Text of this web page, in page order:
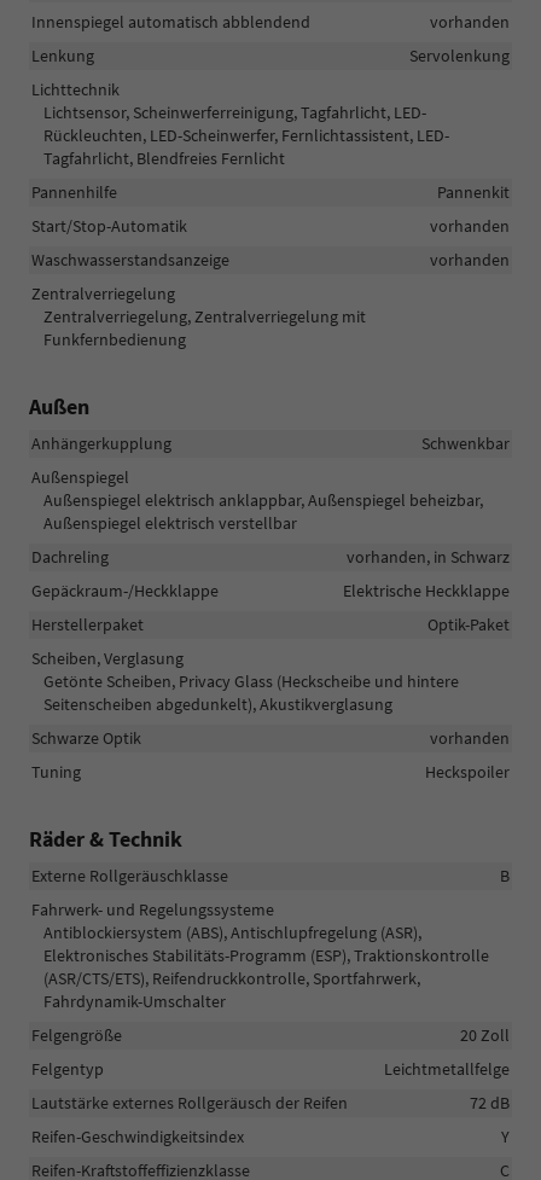
Innenspiegel automatisch abblendend
vorhanden
Lenkung
Servolenkung
Lichttechnik
Lichtsensor, Scheinwerferreinigung, Tagfahrlicht, LED-
Rückleuchten, LED-Scheinwerfer, Fernlichtassistent, LED-
Tagfahrlicht, Blendfreies Fernlicht
Pannenhilfe
Pannenkit
Start/Stop-Automatik
vorhanden
Waschwasserstandsanzeige
vorhanden
Zentralverriegelung
Zentralverriegelung, Zentralverriegelung mit
Funkfernbedienung
Außen
Anhängerkupplung
Schwenkbar
Außenspiegel
Außenspiegel elektrisch anklappbar, Außenspiegel beheizbar,
Außenspiegel elektrisch verstellbar
Dachreling
vorhanden, in Schwarz
Gepäckraum-/Heckklappe
Elektrische Heckklappe
Herstellerpaket
Optik-Paket
Scheiben, Verglasung
Getönte Scheiben, Privacy Glass (Heckscheibe und hintere
Seitenscheiben abgedunkelt), Akustikverglasung
Schwarze Optik
vorhanden
Tuning
Heckspoiler
Räder & Technik
Externe Rollgeräuschklasse
B
Fahrwerk- und Regelungssysteme
Antiblockiersystem (ABS), Antischlupfregelung (ASR),
Elektronisches Stabilitäts-Programm (ESP), Traktionskontrolle
(ASR/CTS/ETS), Reifendruckkontrolle, Sportfahrwerk,
Fahrdynamik-Umschalter
Felgengröße
20 Zoll
Felgentyp
Leichtmetallfelge
Lautstärke externes Rollgeräusch der Reifen
72 dB
Reifen-Geschwindigkeitsindex
Y
Reifen-Kraftstoffeffizienzklasse
C